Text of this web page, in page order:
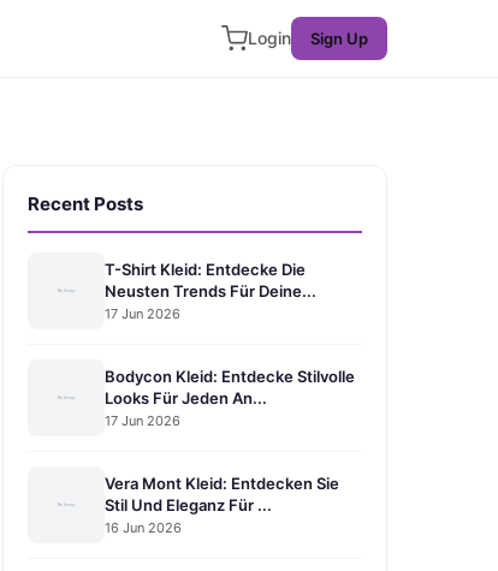
Login Sign Up
Recent Posts
T-Shirt Kleid: Entdecke Die
Neusten Trends Für Deine...
17 Jun 2026
Bodycon Kleid: Entdecke Stilvolle
Looks Für Jeden An...
17 Jun 2026
Vera Mont Kleid: Entdecken Sie
Stil Und Eleganz Für ...
16 Jun 2026